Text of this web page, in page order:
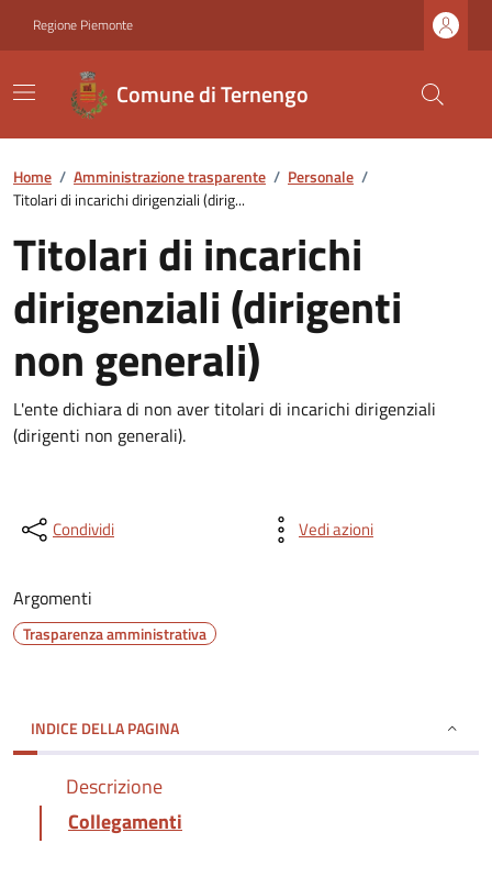
Regione Piemonte
Comune di Ternengo
Home / Amministrazione trasparente / Personale /
Titolari di incarichi dirigenziali (dirig...
Titolari di incarichi
dirigenziali (dirigenti
non generali)
L'ente dichiara di non aver titolari di incarichi dirigenziali
(dirigenti non generali).
Condividi Vedi azioni
Argomenti
Trasparenza amministrativa
INDICE DELLA PAGINA
Descrizione
Collegamenti